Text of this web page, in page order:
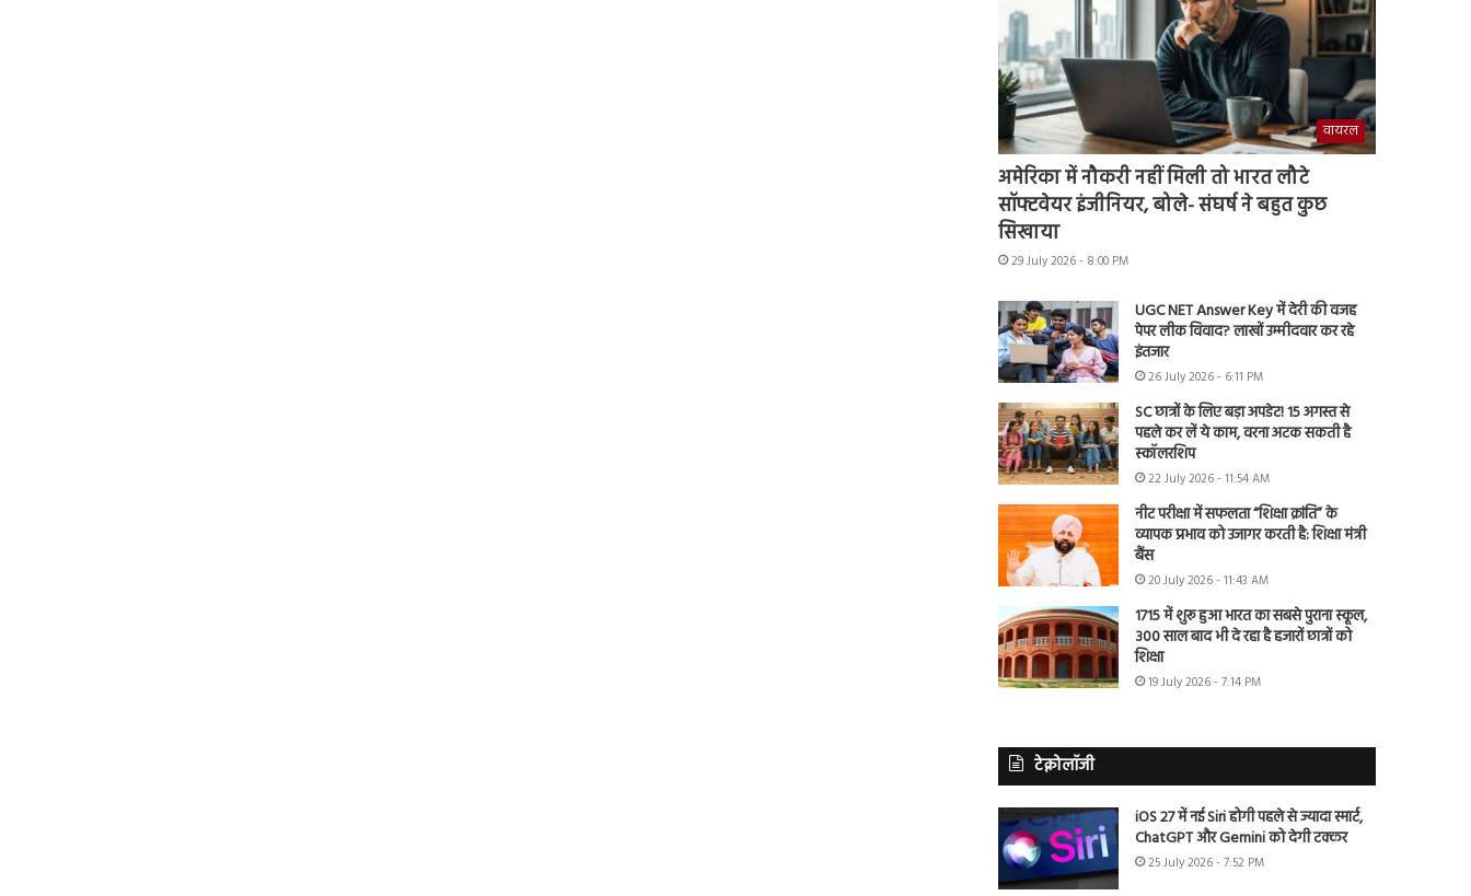
वायरल
अमेरिका में नौकरी नहीं मिली तो भारत लौटे
सॉफ्टवेयर इंजीनियर, बोले- संघर्ष ने बहुत कुछ
सिखाया
29 July 2026 - 8:00 PM
UGC NET Answer Key में देरी की वजह
पेपर लीक विवाद? लाखों उम्मीदवार कर रहे
इंतजार
26 July 2026 - 6:11 PM
SC छात्रों के लिए बड़ा अपडेट! 15 अगस्त से
पहले कर लें ये काम, वरना अटक सकती है
स्कॉलरशिप
22 July 2026 - 11:54 AM
नीट परीक्षा में सफलता “शिक्षा क्रांति” के
व्यापक प्रभाव को उजागर करती है: शिक्षा मंत्री
बैंस
20 July 2026 - 11:43 AM
1715 में शुरू हुआ भारत का सबसे पुराना स्कूल,
300 साल बाद भी दे रहा है हजारों छात्रों को
शिक्षा
19 July 2026 - 7:14 PM
टेक्नोलॉजी
iOS 27 में नई Siri होगी पहले से ज्यादा स्मार्ट,
ChatGPT और Gemini को देगी टक्कर
25 July 2026 - 7:52 PM